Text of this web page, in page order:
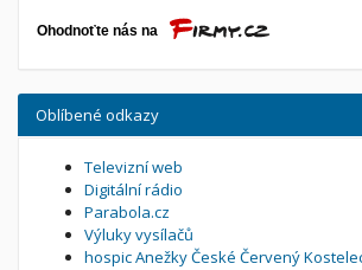
Oblíbené odkazy
Televizní web
Digitální rádio
Parabola.cz
Výluky vysílačů
hospic Anežky České Červený